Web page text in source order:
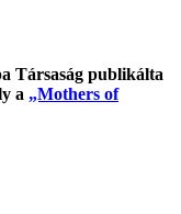
Társaság publikálta
a „Mothers of